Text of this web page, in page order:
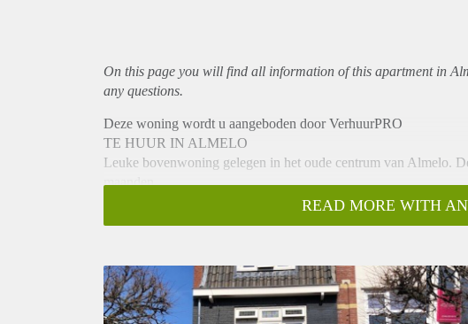
On this page you will find all information of this apartmentin
any questions.
Deze woning wordt u aangeboden door VerhuurPRO
TE HUUR IN ALMELO
Leuke bovenwoning gelegen in het oude centrum van Almelo.
maanden
1e etage: Entree met lange hal, dichte keuken v.v.
slaapkamer aan achterzijde.
BIJZONDERHEDEN:
- Beschikbaar per direct
READ MORE WITH